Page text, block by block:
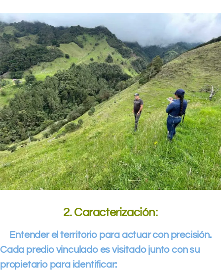
2. Caracterización:
Entender el territorio para actuar con precisión.
Cada predio vinculado es visitado junto con su
propietario para identificar: